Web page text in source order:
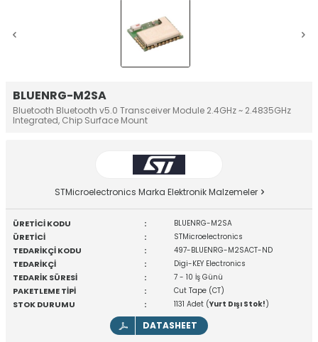
BLUENRG-M2SA
Bluetooth Bluetooth v5.0 Transceiver Module 2.4GHz ~ 2.4835GHz
Integrated, Chip Surface Mount
STMicroelectronics Marka Elektronik Malzemeler
ÜRETİCİ KODU : BLUENRG-M2SA
ÜRETİCİ : STMicroelectronics
TEDARİKÇİ KODU : 497-BLUENRG-M2SACT-ND
TEDARİKÇİ : Digi-KEY Electronics
TEDARİK SÜRESİ : 7 - 10 İş Günü
PAKETLEME TİPİ : Cut Tape (CT)
STOK DURUMU : 1131 Adet (Yurt Dışı Stok!)
DATASHEET